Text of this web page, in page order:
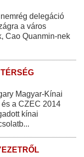
delegáció
a város
Cao Quanmin-nek
Magyar-Kínai
a CZEC 2014
kínai